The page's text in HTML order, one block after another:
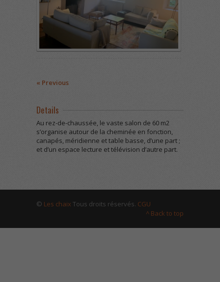
« Previous
Details
Au rez-de-chaussée, le vaste salon de 60 m2
s’organise autour de la cheminée en fonction,
canapés, méridienne et table basse, d’une part ;
et d’un espace lecture et télévision d’autre part.
© Les chaix Tous droits réservés. CGU
^ Back to top